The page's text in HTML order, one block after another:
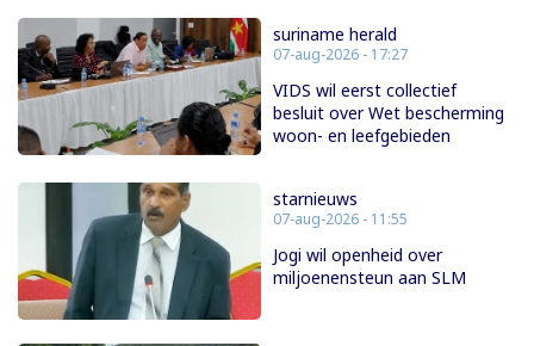
suriname herald
07-aug-2026 - 17:27
VIDS wil eerst collectief
besluit over Wet bescherming
woon- en leefgebieden
starnieuws
07-aug-2026 - 11:55
Jogi wil openheid over
miljoenensteun aan SLM